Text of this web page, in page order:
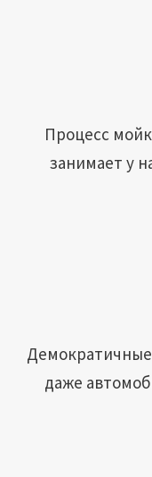
Процесс
занимает у
даже